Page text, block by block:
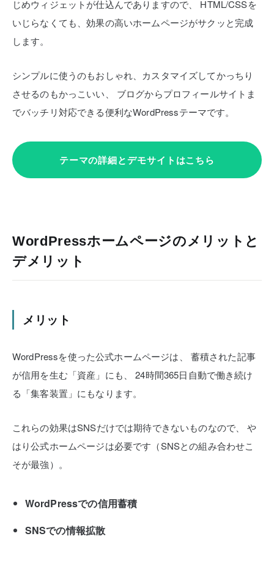
じめウィジェットが仕込んでありますので、
HTML/CSSを
いじらなくても、効果の高いホームページがサクッと完成
します。
シンプルに使うのもおしゃれ、カスタマイズしてかっちり
させるのもかっこいい、
ブログからプロフィールサイトま
でバッチリ対応できる便利なWordPressテーマです。
テーマの詳細とデモサイトはこちら
WordPressホームページのメリットと
デメリット
メリット
WordPressを使った公式ホームページは、
蓄積された記事
が信用を生む「資産」にも、
24時間365日自動で働き続け
る「集客装置」にもなります。
これらの効果はSNSだけでは期待できないものなので、
や
はり公式ホームページは必要です（SNSとの組み合わせこ
そが最強）。
WordPressでの信用蓄積
SNSでの情報拡散